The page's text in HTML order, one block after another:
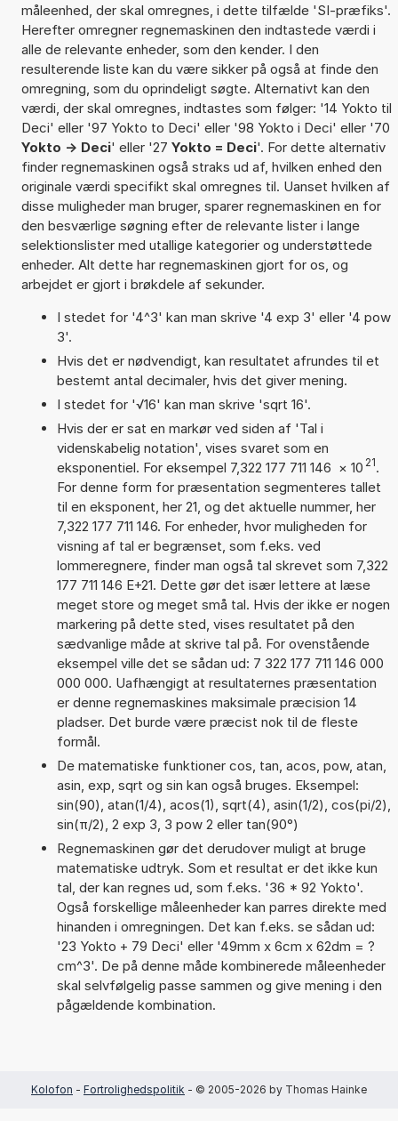
måleenhed, der skal omregnes, i dette tilfælde 'SI-præfiks'.
Herefter omregner regnemaskinen den indtastede værdi i
alle de relevante enheder, som den kender. I den
resulterende liste kan du være sikker på også at finde den
omregning, som du oprindeligt søgte. Alternativt kan den
værdi, der skal omregnes, indtastes som følger: '14 Yokto til
Deci' eller '97 Yokto to Deci' eller '98 Yokto i Deci' eller '70
Yokto -> Deci' eller '27 Yokto = Deci'. For dette alternativ
finder regnemaskinen også straks ud af, hvilken enhed den
originale værdi specifikt skal omregnes til. Uanset hvilken af
disse muligheder man bruger, sparer regnemaskinen en for
den besværlige søgning efter de relevante lister i lange
selektionslister med utallige kategorier og understøttede
enheder. Alt dette har regnemaskinen gjort for os, og
arbejdet er gjort i brøkdele af sekunder.
I stedet for '4^3' kan man skrive '4 exp 3' eller '4 pow
3'.
Hvis det er nødvendigt, kan resultatet afrundes til et
bestemt antal decimaler, hvis det giver mening.
I stedet for '√16' kan man skrive 'sqrt 16'.
Hvis der er sat en markør ved siden af 'Tal i
videnskabelig notation', vises svaret som en
eksponentiel. For eksempel 7,322 177 711 146 × 10 21.
For denne form for præsentation segmenteres tallet
til en eksponent, her 21, og det aktuelle nummer, her
7,322 177 711 146. For enheder, hvor muligheden for
visning af tal er begrænset, som f.eks. ved
lommeregnere, finder man også tal skrevet som 7,322
177 711 146 E+21. Dette gør det især lettere at læse
meget store og meget små tal. Hvis der ikke er nogen
markering på dette sted, vises resultatet på den
sædvanlige måde at skrive tal på. For ovenstående
eksempel ville det se sådan ud: 7 322 177 711 146 000
000 000. Uafhængigt at resultaternes præsentation
er denne regnemaskines maksimale præcision 14
pladser. Det burde være præcist nok til de fleste
formål.
De matematiske funktioner cos, tan, acos, pow, atan,
asin, exp, sqrt og sin kan også bruges. Eksempel:
sin(90), atan(1/4), acos(1), sqrt(4), asin(1/2), cos(pi/2),
sin(π/2), 2 exp 3, 3 pow 2 eller tan(90°)
Regnemaskinen gør det derudover muligt at bruge
matematiske udtryk. Som et resultat er det ikke kun
tal, der kan regnes ud, som f.eks. '36 * 92 Yokto'.
Også forskellige måleenheder kan parres direkte med
hinanden i omregningen. Det kan f.eks. se sådan ud:
'23 Yokto + 79 Deci' eller '49mm x 6cm x 62dm = ?
cm^3'. De på denne måde kombinerede måleenheder
skal selvfølgelig passe sammen og give mening i den
pågældende kombination.
Kolofon - Fortrolighedspolitik - © 2005-2026 by Thomas Hainke